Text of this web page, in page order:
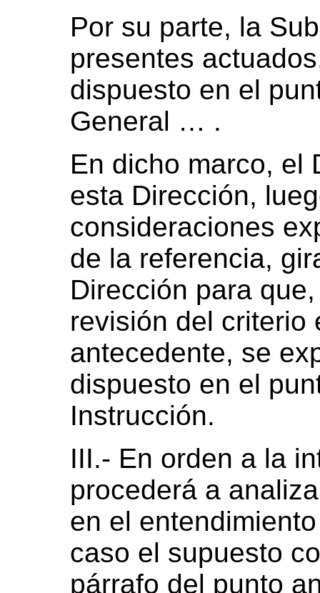
Por su parte, la
presentes
dispuesto en el
General … .
En dicho marco, el
esta Dirección,
consideraciones
de la referencia,
Dirección para
revisión del criterio
antecedente, se
dispuesto en el
Instrucción.
III.- En orden a la
procederá a
en el
caso el supuesto
párrafo del punto